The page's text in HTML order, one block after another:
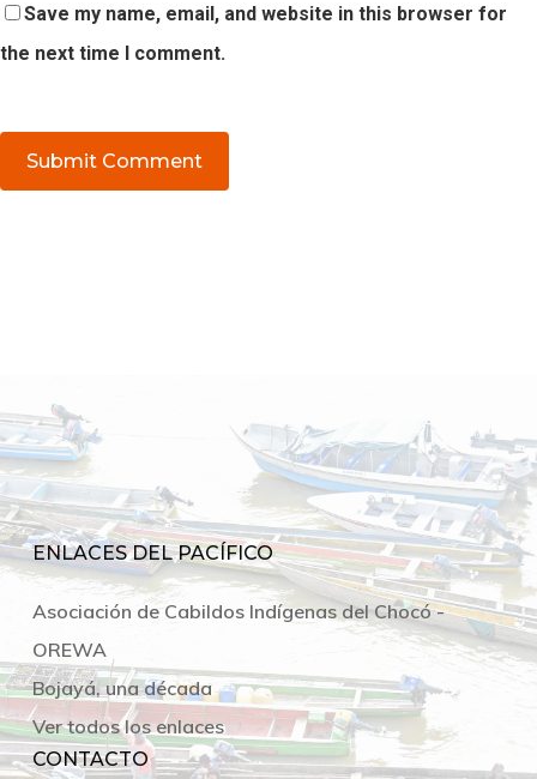
Save my name, email, and website in this browser for
the next time I comment.
ENLACES DEL PACÍFICO
Asociación de Cabildos Indígenas del Chocó -
OREWA
Bojayá, una década
Ver todos los enlaces
CONTACTO